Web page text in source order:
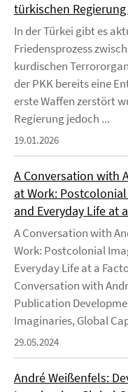
türkischen
In der Türkei gibt es
Friedensprozess
kurdischen
der PKK bereits eine
erste Waffen zerstört
Regierung jedoch ...
19.01.2026
A Conversation with
at Work:
and Everyday Life at
A Conversation with
Work: Postcolonial
Everyday Life at a
Conversation with
Publication
Imaginaries, Global
29.05.2024
André Weißenfels: